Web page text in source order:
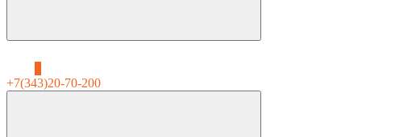
+7(343)20-70-200